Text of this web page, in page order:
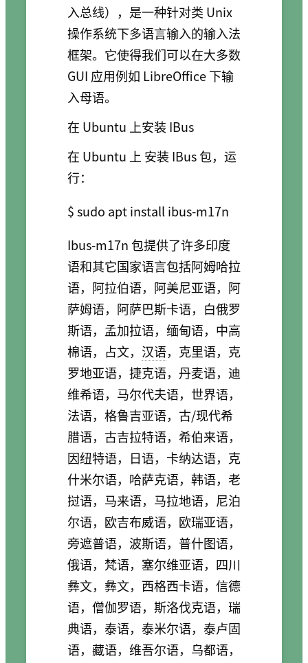
入总线），是一种针对类 Unix
操作系统下多语言输入的输入法
框架。它使得我们可以在大多数
GUI 应用例如 LibreOffice 下输
入母语。
在 Ubuntu 上安装 IBus
在 Ubuntu 上 安装 IBus 包，运
行：
$ sudo apt install ibus-m17n
Ibus-m17n 包提供了许多印度
语和其它国家语言包括阿姆哈拉
语，阿拉伯语，阿美尼亚语，阿
萨姆语，阿萨巴斯卡语，白俄罗
斯语，孟加拉语，缅甸语，中高
棉语，占文， 汉语，克里语，克
罗地亚语，捷克语，丹麦语，迪
维希语，马尔代夫语，世界语，
法语，格鲁吉亚语，古/现代希
腊语，古吉拉特语，希伯来语，
因纽特语，日语，卡纳达语，克
什米尔语，哈萨克语，韩语，老
挝语，马来语，马拉地语，尼泊
尔语，欧吉布威语，欧瑞亚语，
旁遮普语，波斯语，普什图语，
俄语，梵语，塞尔维亚语，四川
彝文，彝文，西格西卡语，信德
语，僧伽罗语，斯洛伐克语，瑞
典语，泰语，泰米尔语，泰卢固
语，藏语，维吾尔语，乌都语，